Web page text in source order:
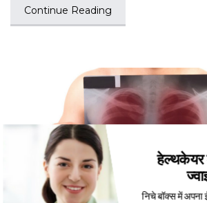
Continue Reading
हेल्थकेयर
निचे बॉक्स में